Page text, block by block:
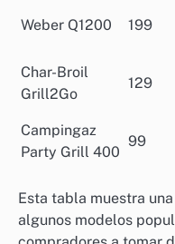
Weber Q1200 199
Char-Broil
Grill2Go
129
Campingaz
Party Grill 400
99
Esta tabla muestra
algunos modelos